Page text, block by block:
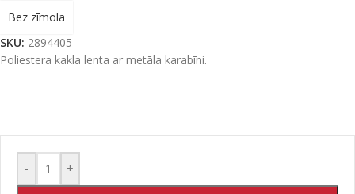
Bez zīmola
SKU: 2894405
Poliestera kakla lenta ar metāla karabīni.
- +